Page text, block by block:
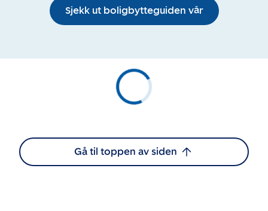
Sjekk ut boligbytteguiden vår
Gå til toppen av siden